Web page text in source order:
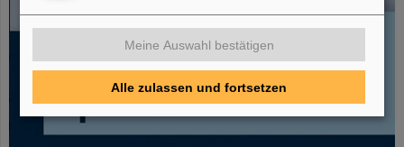
Meine Auswahl bestätigen
Alle zulassen und fortsetzen